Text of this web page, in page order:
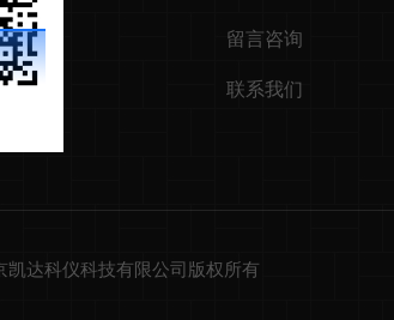
留言咨询
联系我们
凯达科仪科技有限公司版权所有